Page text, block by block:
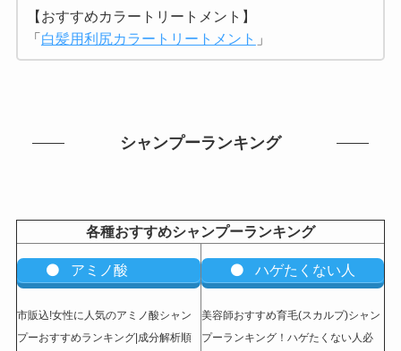
【おすすめカラートリートメント】
「白髪用利尻カラートリートメント 」
シャンプーランキング
各種おすすめシャンプーランキング
アミノ酸
市販込!女性に人気のアミノ酸シャン
プーおすすめランキング|成分解析順
ハゲたくない人
美容師おすすめ育毛(スカルプ)シャン
プーランキング！ハゲたくない人必